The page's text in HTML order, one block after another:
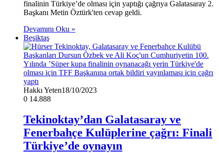
finalinin Türkiye’de olması için yaptığı çağrıya Galatasaray 2.
Başkanı Metin Öztürk'ten cevap geldi.
Devamını Oku »
Beşiktaş
Hakkı Yeten18/10/2023
0 14.888
Tekinoktay’dan Galatasaray ve
Fenerbahçe Kulüplerine çağrı: Finali
Türkiye’de oynayın